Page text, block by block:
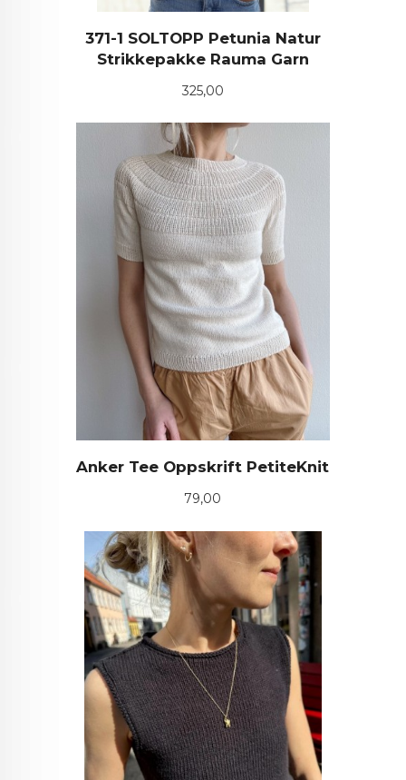
371-1 SOLTOPP Petunia Natur
Strikkepakke Rauma Garn
Pris
325,00
Anker Tee Oppskrift PetiteKnit
Pris
79,00